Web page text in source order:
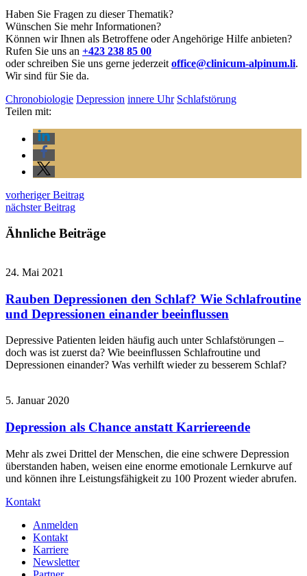
Haben Sie Fragen zu dieser Thematik?
Wünschen Sie mehr Informationen?
Können wir Ihnen als Betroffene oder Angehörige Hilfe anbieten?
Rufen Sie uns an +423 238 85 00
oder schreiben Sie uns gerne jederzeit office@clinicum-alpinum.li.
Wir sind für Sie da.
Chronobiologie Depression innere Uhr Schlafstörung
Teilen mit:
vorheriger Beitrag
nächster Beitrag
Ähnliche Beiträge
24. Mai 2021
Rauben Depressionen den Schlaf? Wie Schlafroutine
und Depressionen einander beeinflussen
Depressive Patienten leiden häufig auch unter Schlafstörungen –
doch was ist zuerst da? Wie beeinflussen Schlafroutine und
Depressionen einander? Was verhilft wieder zu besserem Schlaf?
5. Januar 2020
Depression als Chance anstatt Karriereende
Mehr als zwei Drittel der Menschen, die eine schwere Depression
überstanden haben, weisen eine enorme emotionale Lernkurve auf
und können ihre Leistungsfähigkeit zu 100 Prozent wieder abrufen.
Kontakt
Anmelden
Kontakt
Karriere
Newsletter